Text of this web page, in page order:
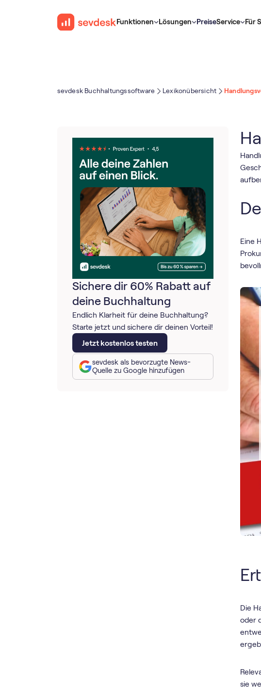
Funktionen Lösungen PreiseService Für
sevdesk Buch­haltungs­software Lexikonübersicht
Sichere dir 60% Rabatt auf
deine Buchhaltung
Endlich Klarheit für deine Buchhaltung?
Starte jetzt und sichere dir deinen Vorteil!
Jetzt kostenlos testen
sevdesk als bevorzugte News-
Quelle zu Google hinzufügen
Eine
Die
oder
sie